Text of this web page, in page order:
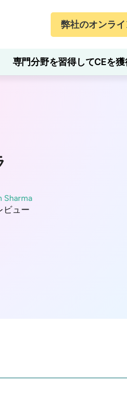
弊社のオンラ
専門分野を習得してCEを獲
Sharma
ビュー